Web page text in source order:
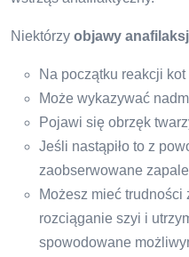
Niektórzy objawy
Na początku reakcji
Może wykazywać
Pojawi się obrzęk
Jeśli nastąpiło to z
zaobserwowane
Możesz mieć
rozciąganie szyi i
spowodowane